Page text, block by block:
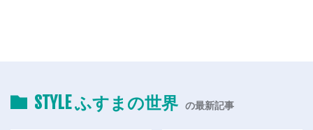
STYLE ふすまの世界 の最新記事